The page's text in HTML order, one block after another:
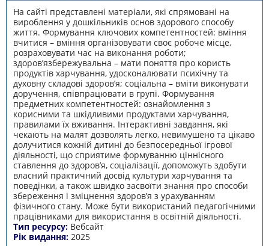
На сайті представлені матеріали, які спрямовані на
вироблення у дошкільників основ здорового способу
життя. Формування ключових компетентностей: вміння
вчитися – вміння організовувати своє робоче місце,
розраховувати час на виконання роботи;
здоров’язбережувальна – мати поняття про користь
продуктів харчування, удосконалювати психічну та
духовну складові здоров’я; соціальна – вміти виконувати
доручення, співпрацювати в групі. Формування
предметних компетентностей: ознайомлення з
корисними та шкідливими продуктами харчування,
правилами їх вживання. Інтерактивні завдання, які
чекають на малят дозволять легко, невимушено та цікаво
долучитися кожній дитині до безпосередньої ігрової
діяльності, що сприятиме формуванню ціннісного
ставлення до здоров’я, соціалізації, допоможуть здобути
власний практичний досвід культури харчування та
поведінки, а також швидко засвоїти знання про способи
збереження і зміцнення здоров’я з урахуванням
фізичного стану. Може бути використаний педагогічними
працівниками для використання в освітній діяльності.
Тип ресурсу: Вебсайт
Рік видання: 2025